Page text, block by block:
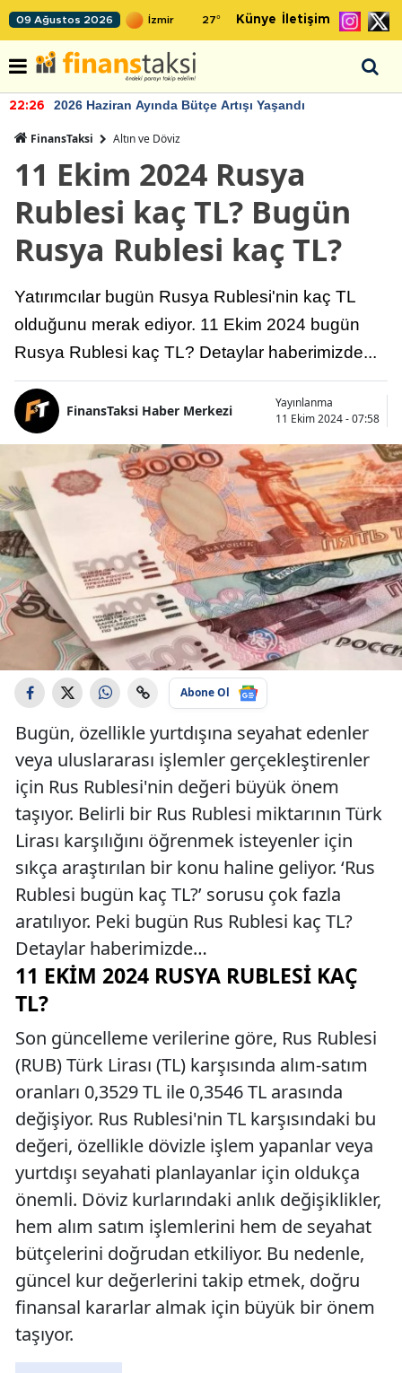
09 Ağustos 2026 27° Künye İletişim
22:26 2026 Haziran Ayında Bütçe Artışı Yaşandı
FinansTaksi Altın ve Döviz
11 Ekim 2024 Rusya
Rublesi kaç TL? Bugün
Rusya Rublesi kaç TL?
Yatırımcılar bugün Rusya Rublesi'nin kaç TL
olduğunu merak ediyor. 11 Ekim 2024 bugün
Rusya Rublesi kaç TL? Detaylar haberimizde...
FinansTaksi Haber Merkezi
Yayınlanma
11 Ekim 2024 - 07:58
Abone Ol
Bugün, özellikle yurtdışına seyahat edenler
veya uluslararası işlemler gerçekleştirenler
için Rus Rublesi'nin değeri büyük önem
taşıyor. Belirli bir Rus Rublesi miktarının Türk
Lirası karşılığını öğrenmek isteyenler için
sıkça araştırılan bir konu haline geliyor. ‘Rus
Rublesi bugün kaç TL?’ sorusu çok fazla
aratılıyor. Peki bugün Rus Rublesi kaç TL?
Detaylar haberimizde…
11 EKIM 2024 RUSYA RUBLESI KAÇ
TL?
Son güncelleme verilerine göre, Rus Rublesi
(RUB) Türk Lirası (TL) karşısında alım-satım
oranları 0,3529 TL ile 0,3546 TL arasında
değişiyor. Rus Rublesi'nin TL karşısındaki bu
değeri, özellikle dövizle işlem yapanlar veya
yurtdışı seyahati planlayanlar için oldukça
önemli. Döviz kurlarındaki anlık değişiklikler,
hem alım satım işlemlerini hem de seyahat
bütçelerini doğrudan etkiliyor. Bu nedenle,
güncel kur değerlerini takip etmek, doğru
finansal kararlar almak için büyük bir önem
taşıyor.